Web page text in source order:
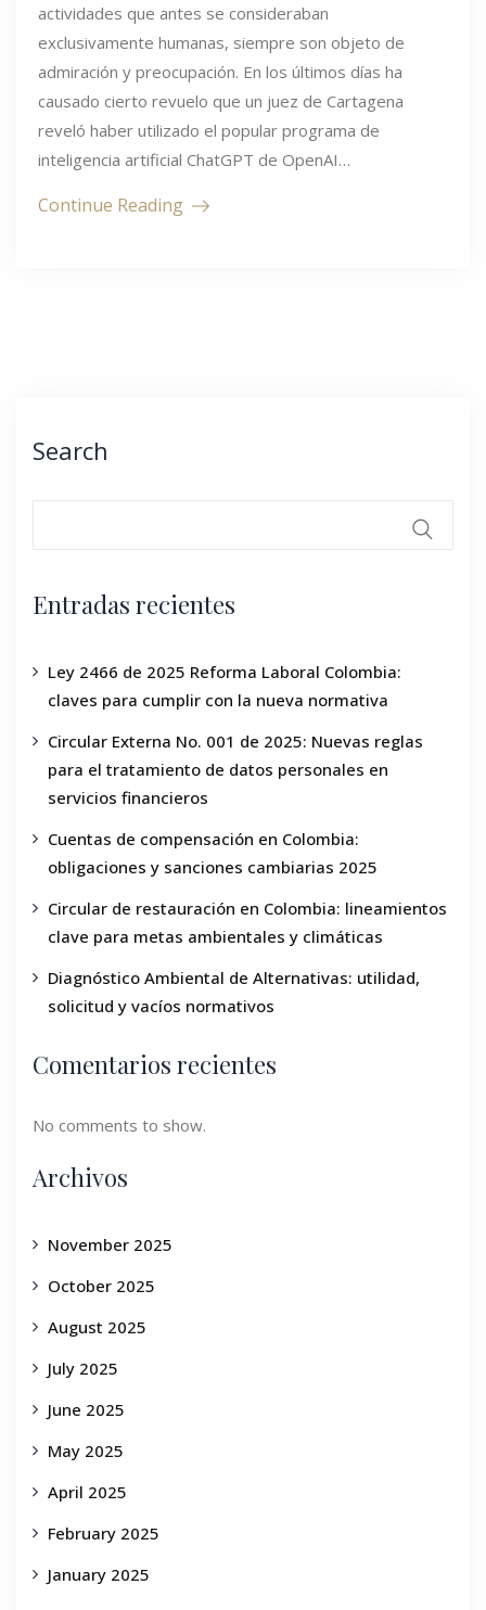
actividades que antes se consideraban
exclusivamente humanas, siempre son objeto de
admiración y preocupación. En los últimos días ha
causado cierto revuelo que un juez de Cartagena
reveló haber utilizado el popular programa de
inteligencia artificial ChatGPT de OpenAI…
Continue Reading
Search
Entradas recientes
Ley 2466 de 2025 Reforma Laboral Colombia:
claves para cumplir con la nueva normativa
Circular Externa No. 001 de 2025: Nuevas reglas
para el tratamiento de datos personales en
servicios financieros
Cuentas de compensación en Colombia:
obligaciones y sanciones cambiarias 2025
Circular de restauración en Colombia: lineamientos
clave para metas ambientales y climáticas
Diagnóstico Ambiental de Alternativas: utilidad,
solicitud y vacíos normativos
Comentarios recientes
No comments to show.
Archivos
November 2025
October 2025
August 2025
July 2025
June 2025
May 2025
April 2025
February 2025
January 2025